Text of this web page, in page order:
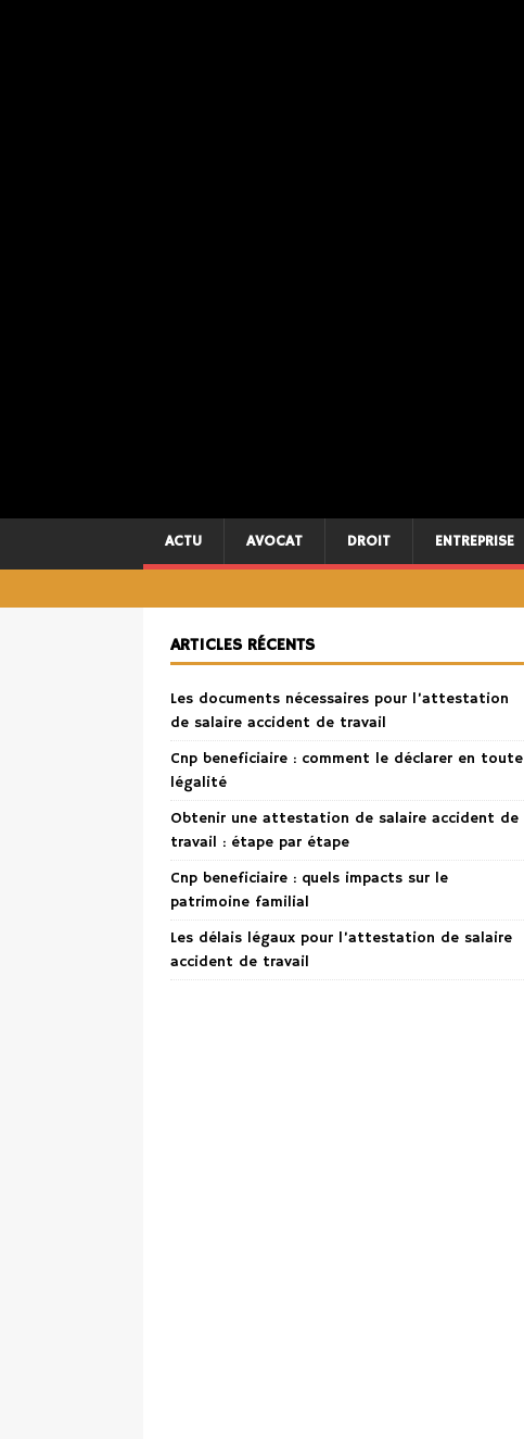
ACTU AVOCAT DROIT ENTREPRISE
ARTICLES RÉCENTS
Les documents nécessaires pour l’attestation
de salaire accident de travail
Cnp beneficiaire : comment le déclarer en toute
légalité
Obtenir une attestation de salaire accident de
travail : étape par étape
Cnp beneficiaire : quels impacts sur le
patrimoine familial
Les délais légaux pour l’attestation de salaire
accident de travail